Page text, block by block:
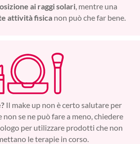
ai raggi solari, mentre una
attività fisicanon può che far bene.
Il make up non è certo salutare per
non se ne può fare a meno, chiedere
per utilizzare prodotti che non
le terapie in corso.